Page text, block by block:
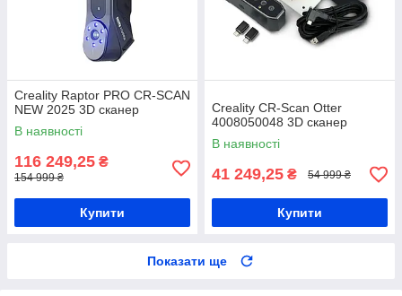
Creality Raptor PRO CR-SCAN
NEW 2025 3D сканер
В наявності
116 249,25 ₴
154 999 ₴
Купити
Creality CR-Scan Otter
4008050048 3D сканер
В наявності
41 249,25 ₴ 54 999 ₴
Купити
Показати ще